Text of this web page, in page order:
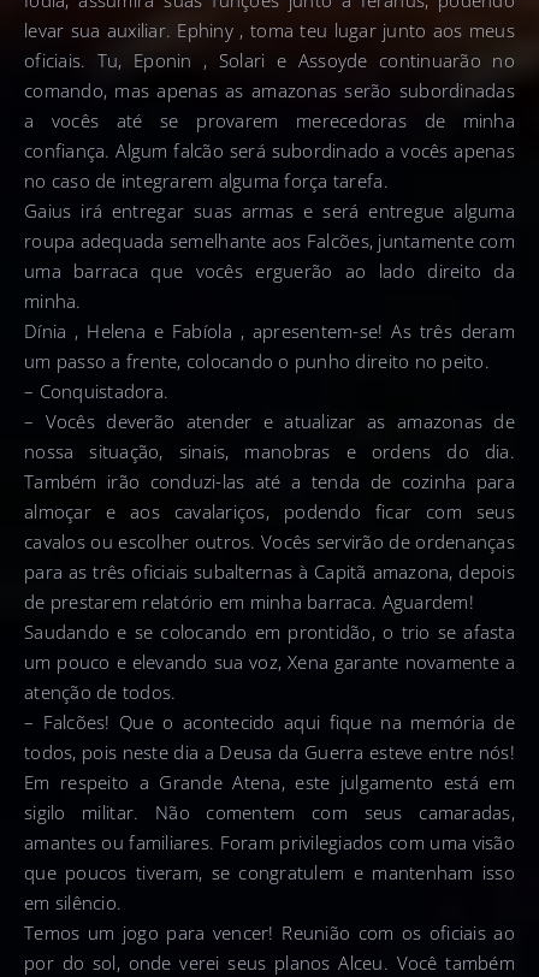
levar sua auxiliar. Ephiny , toma teu lugar junto aos meus
oficiais. Tu, Eponin , Solari e Assoyde continuarão no
comando, mas apenas as amazonas serão subordinadas
a vocês até se provarem merecedoras de minha
confiança. Algum falcão será subordinado a vocês apenas
no caso de integrarem alguma força tarefa.
Gaius irá entregar suas armas e será entregue alguma
roupa adequada semelhante aos Falcões, juntamente com
uma barraca que vocês erguerão ao lado direito da
minha.
Dínia , Helena e Fabíola , apresentem-se! As três deram
um passo a frente, colocando o punho direito no peito.
– Conquistadora.
– Vocês deverão atender e atualizar as amazonas de
nossa situação, sinais, manobras e ordens do dia.
Também irão conduzi-las até a tenda de cozinha para
almoçar e aos cavalariços, podendo ficar com seus
cavalos ou escolher outros. Vocês servirão de ordenanças
para as três oficiais subalternas à Capitã amazona, depois
de prestarem relatório em minha barraca. Aguardem!
Saudando e se colocando em prontidão, o trio se afasta
um pouco e elevando sua voz, Xena garante novamente a
atenção de todos.
– Falcões! Que o acontecido aqui fique na memória de
todos, pois neste dia a Deusa da Guerra esteve entre nós!
Em respeito a Grande Atena, este julgamento está em
sigilo militar. Não comentem com seus camaradas,
amantes ou familiares. Foram privilegiados com uma visão
que poucos tiveram, se congratulem e mantenham isso
em silêncio.
Temos um jogo para vencer! Reunião com os oficiais ao
por do sol, onde verei seus planos Alceu. Você também